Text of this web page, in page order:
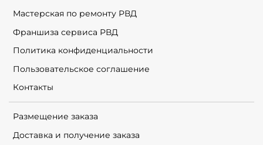
Мастерская по ремонту РВД
Франшиза сервиса РВД
Политика конфиденциальности
Пользовательское соглашение
Контакты
Размещение заказа
Доставка и получение заказа